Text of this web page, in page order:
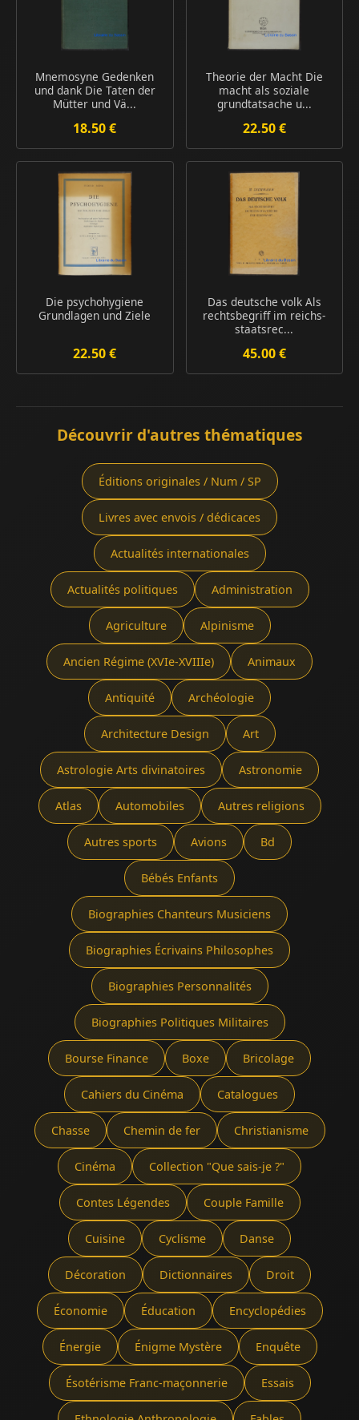
Mnemosyne Gedenken
und dank Die Taten der
Mütter und Vä...
18.50 €
Theorie der Macht Die
macht als soziale
grundtatsache u...
22.50 €
Die psychohygiene
Grundlagen und Ziele
22.50 €
Das deutsche volk Als
rechtsbegriff im reichs-
staatsrec...
45.00 €
Découvrir d'autres thématiques
Éditions originales / Num / SP
Livres avec envois / dédicaces
Actualités internationales
Actualités politiques Administration
Agriculture Alpinisme
Ancien Régime (XVIe-XVIIIe) Animaux
Antiquité Archéologie
Architecture Design Art
Astrologie Arts divinatoires Astronomie
Atlas Automobiles Autres religions
Autres sports Avions Bd
Bébés Enfants
Biographies Chanteurs Musiciens
Biographies Écrivains Philosophes
Biographies Personnalités
Biographies Politiques Militaires
Bourse Finance Boxe Bricolage
Cahiers du Cinéma Catalogues
Chasse Chemin de fer Christianisme
Cinéma Collection "Que sais-je ?"
Contes Légendes Couple Famille
Cuisine Cyclisme Danse
Décoration Dictionnaires Droit
Économie Éducation Encyclopédies
Énergie Énigme Mystère Enquête
Ésotérisme Franc-maçonnerie Essais